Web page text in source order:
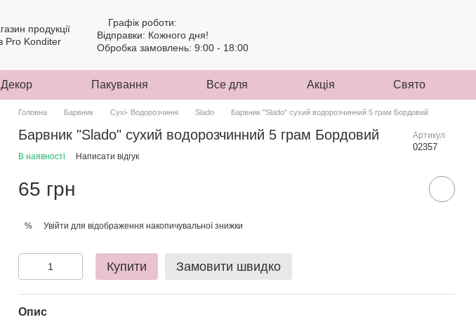
Графік роботи:
Відправки: Кожного дня!
Обробка замовлень: 9:00 - 18:00
Декор Пакування Все для Акція Свято
Головна Барвник Сухі- Водорозчинні Slado Барвник "Slado" сухий водорозчинний 5 грам Бордовий
Барвник "Slado" сухий водорозчинний 5 грам Бордовий Артикул
02357
В наявності Написати відгук
65 грн
% Увійти для відображення накопичувальної знижки
Купити Замовити швидко
Опис